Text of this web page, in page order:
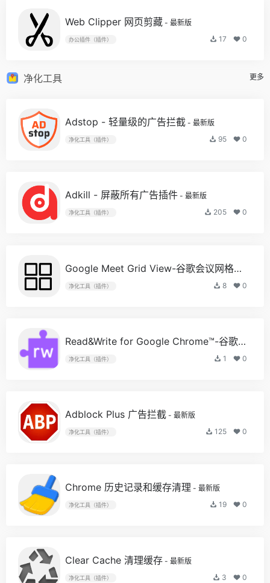
Web Clipper 网页剪藏 - 最新版
办公插件（插件） 17 0
净化工具 更多
Adstop - 轻量级的广告拦截 - 最新版
净化工具（插件） 95 0
Adkill - 屏蔽所有广告插件 - 最新版
净化工具（插件） 205 0
Google Meet Grid View-谷歌会议网格视图
净化工具（插件） 8 0
Read&Write for Google Chrome™-谷歌浏览器读写插件
净化工具（插件） 1 0
Adblock Plus 广告拦截 - 最新版
净化工具（插件） 125 0
Chrome 历史记录和缓存清理 - 最新版
净化工具（插件） 19 0
Clear Cache 清理缓存 - 最新版
净化工具（插件） 3 0